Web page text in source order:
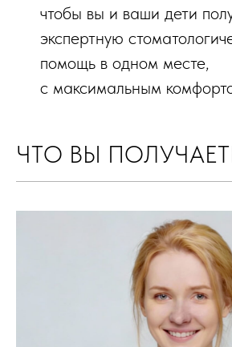
чтобы вы и ваши дети
экспертную
помощь в одном месте,
с максимальным
ЧТО ВЫ